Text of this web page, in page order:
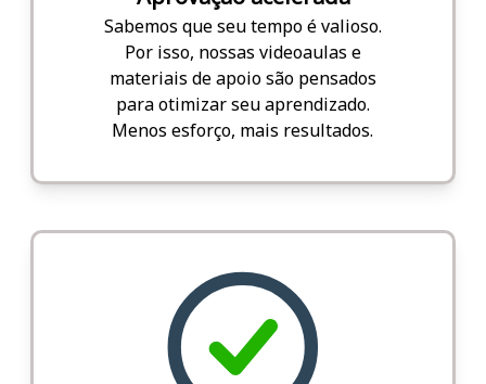
Sabemos que seu tempo é valioso.
Por isso, nossas videoaulas e
materiais de apoio são pensados
para otimizar seu aprendizado.
Menos esforço, mais resultados.